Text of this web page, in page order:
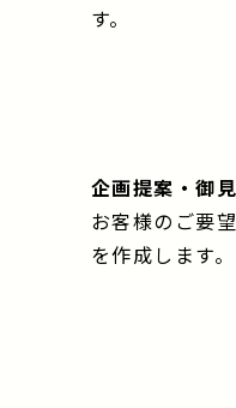
す。
企画提案・御
お客様のご要
を作成します。